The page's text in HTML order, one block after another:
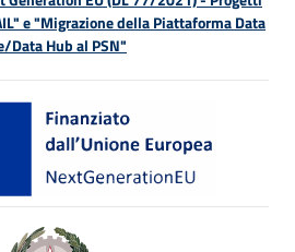
e "Migrazione della Piattaforma Data
Data Hub al PSN"